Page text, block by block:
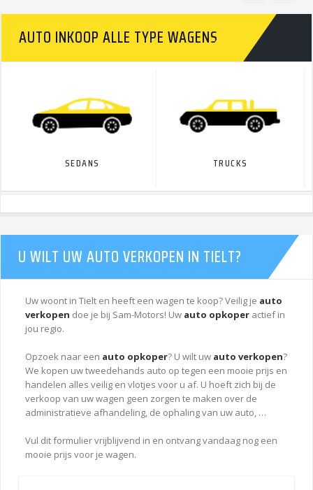
AUTO INKOOP ALLE TYPE WAGENS
SEDANS TRUCKS
U WILT UW AUTO VERKOPEN IN TIELT?
Uw woont in Tielt en heeft een wagen te koop? Veilig je auto
verkopen doe je bij Sam-Motors! Uw auto opkoper actief in
jou regio.
Opzoek naar een auto opkoper? U wilt uw auto verkopen?
We kopen uw tweedehands auto op tegen een mooie prijs en
handelen alles veilig en vlotjes voor u af. U hoeft zich bij de
verkoop van uw wagen geen zorgen te maken over de
administratieve afhandeling, de ophaling van uw auto, …
Vul dit formulier vrijblijvend in en ontvang vandaag nog een
mooie prijs voor je wagen.